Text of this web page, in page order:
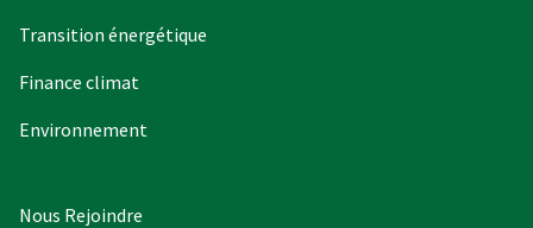
Transition énergétique
Finance climat
Environnement
Nous Rejoindre